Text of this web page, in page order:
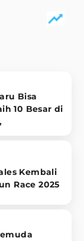
Bisa
10 Besar di
Kembali
Race 2025